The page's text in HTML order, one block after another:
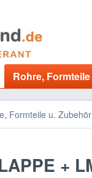
Rohre,
Formteile u. Zubehör
+